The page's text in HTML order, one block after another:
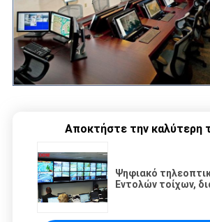
Αποκτήστε την καλύτερη
Ψηφιακό
Εντολών τοίχων,